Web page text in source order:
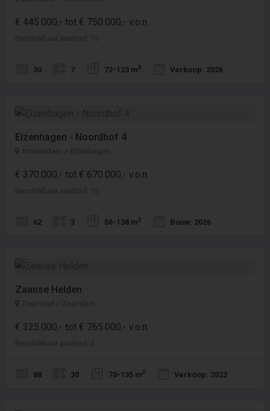
€ 445.000,- tot € 750.000,- v.o.n.
Beschikbaar aanbod: 13
30 7 72-123 m2 Verkoop: 2026
Elzenhagen - Noordhof 4
Amsterdam > Elzenhagen
€ 370.000,- tot € 670.000,- v.o.n.
Beschikbaar aanbod: 13
62 3 56-138 m2 Bouw: 2026
Zaanse Helden
Zaanstad > Zaandam
€ 325.000,- tot € 765.000,- v.o.n.
Beschikbaar aanbod: 3
88 30 70-135 m2 Verkoop: 2022